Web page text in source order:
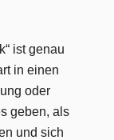
ist genau
in einen
oder
geben, als
und sich